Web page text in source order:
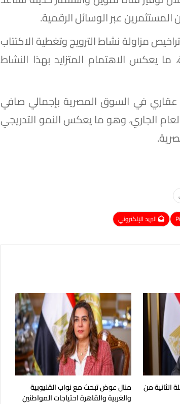
عبر الوسائل الرقمية.
11 طلبًا للحصول على تراخيص مزاولة نشاط الترويج وتغطية الاكتتاب
ما يعكس الاهتمام المتزايد بهذا النشاط
عقاري في السوق المصرية بإجمالي صافي
من العام الجاري، وهو ما يعكس النمو التدريجي
البريد الإلكتروني
الثانية من
منال عوض تبحث مع نواب القليوبية
والغربية والقاهرة احتياجات المواطنين